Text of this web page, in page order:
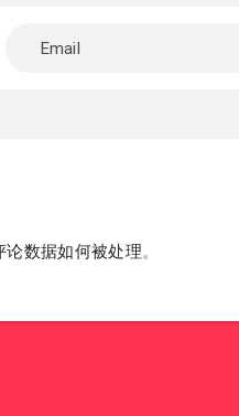
论数据如何被处理。